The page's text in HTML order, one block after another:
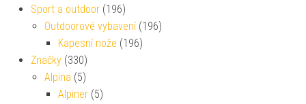
Sport a outdoor (196)
Outdoorové vybavení (196)
Kapesní nože (196)
Značky (330)
Alpina (5)
Alpiner (5)